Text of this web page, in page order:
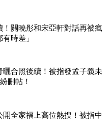
！關曉彤和宋亞軒對話再被瘋
時差」
曬合照後續！被指發孟子義未
刪帖！
全家福上高位熱搜！被指中